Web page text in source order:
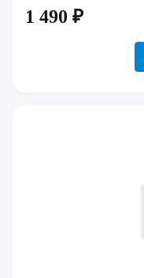
1 490 ₽